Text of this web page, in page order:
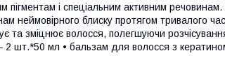
пігментам і спеціальним активним
неймовірного блиску протягом тривалого
зміцнює волосся, полегшуючи
шт.*50 мл • бальзам для волосся з